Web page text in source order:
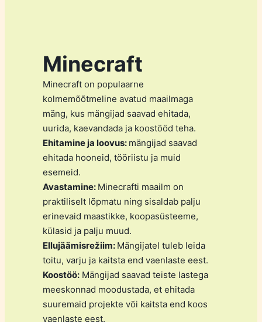
Minecraft
Minecraft on populaarne
kolmemõõtmeline avatud maailmaga
mäng, kus mängijad saavad ehitada,
uurida, kaevandada ja koostööd teha.
Ehitamine ja loovus: mängijad saavad
ehitada hooneid, tööriistu ja muid
esemeid.
Avastamine: Minecrafti maailm on
praktiliselt lõpmatu ning sisaldab palju
erinevaid maastikke, koopasüsteeme,
külasid ja palju muud.
Ellujäämisrežiim: Mängijatel tuleb leida
toitu, varju ja kaitsta end vaenlaste eest.
Koostöö:Mängijad saavad teiste lastega
meeskonnad moodustada, et ehitada
suuremaid projekte või kaitsta end koos
vaenlaste eest.